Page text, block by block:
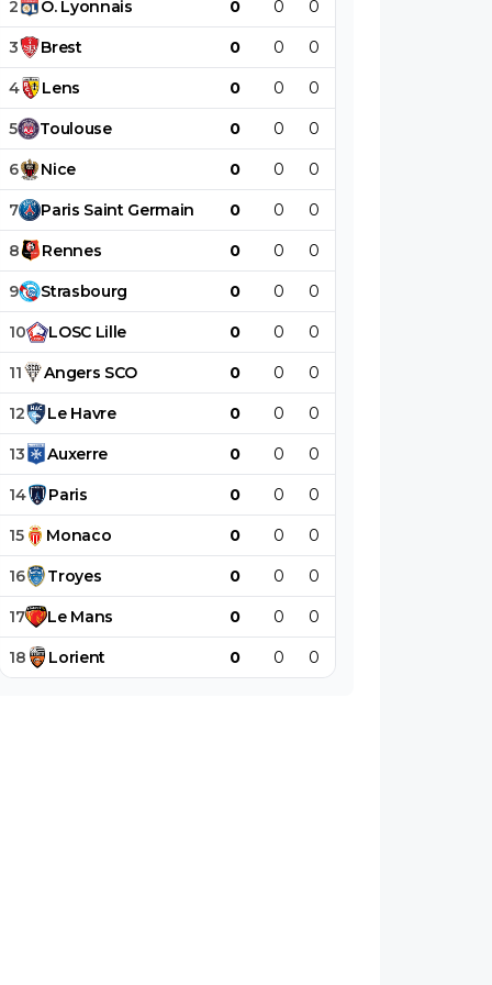
2 O. Lyonnais 0 0 0
3 Brest 0 0 0
4 Lens 0 0 0
5 Toulouse 0 0 0
6 Nice 0 0 0
7 Paris Saint Germain 0 0 0
8 Rennes 0 0 0
9 Strasbourg 0 0 0
10 LOSC Lille 0 0 0
11 Angers SCO 0 0 0
12 Le Havre 0 0 0
13 Auxerre 0 0 0
14 Paris 0 0 0
15 Monaco 0 0 0
16 Troyes 0 0 0
17 Le Mans 0 0 0
18 Lorient 0 0 0